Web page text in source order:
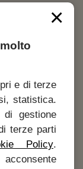
×
e di terze
statistica.
di gestione
terze parti
Policy.